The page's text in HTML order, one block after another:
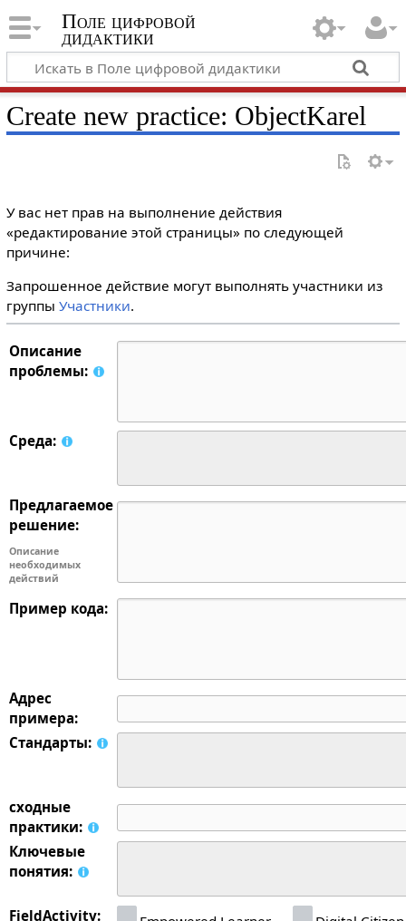
Поле цифровой
дидактики
Create new practice: ObjectKarel
У вас нет прав на выполнение действия
«редактирование этой страницы» по следующей
причине:
Запрошенное действие могут выполнять участники из
группы Участники.
Описание
проблемы:
Среда:
Предлагаемое
решение:
Описание
необходимых
действий
Пример кода:
Адрес
примера:
Стандарты:
сходные
практики:
Ключевые
понятия:
FieldActivity: